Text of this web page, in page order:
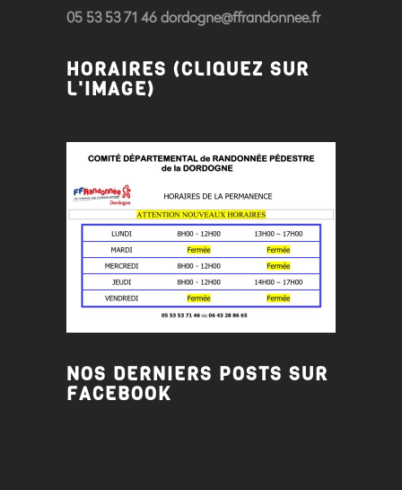
05 53 53 71 46 dordogne@ffrandonnee.fr
HORAIRES (CLIQUEZ SUR
L'IMAGE)
NOS DERNIERS POSTS SUR
FACEBOOK